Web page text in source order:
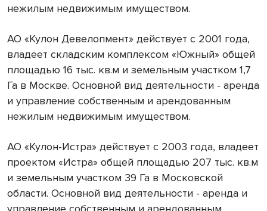
нежилым недвижимым имуществом.
АО «Кулон Девелопмент» действует с 2001 года,
владеет складским комплексом «Южный» общей
площадью 16 тыс. кв.м и земельным участком 1,7
Га в Москве. Основной вид деятельности - аренда
и управление собственным и арендованным
нежилым недвижимым имуществом.
АО «Кулон-Истра» действует с 2003 года, владеет
проектом «Истра» общей площадью 207 тыс. кв.м
и земельным участком 39 Га в Московской
области. Основной вид деятельности - аренда и